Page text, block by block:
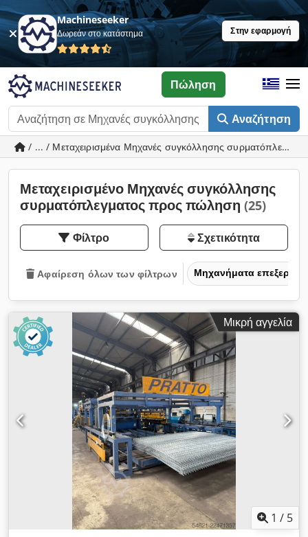
Machineseeker
Δωρεάν στο κατάστημα Στην εφαρμογή
Αναζήτηση
Πώληση
/ ... / Μεταχειρισμένα Μηχανές συγκόλλησης
Μεταχειρισμένο Μηχανές συγκόλλησης
συρματόπλεγματος προς πώληση (25)
Φίλτρο Σχετικότητα
Αφαίρεση όλων των φίλτρων Μηχανήματα
Μικρή αγγελία
1 / 5